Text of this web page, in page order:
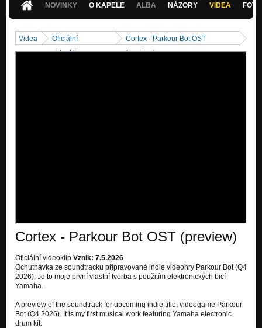
NOVINKY O KAPELE ALBA NÁZORY VIDEA
Videa
Oficiální
videoklipy
Cortex - Parkour Bot OST
(preview)
Cortex - Parkour Bot OST (preview)
Oficiální videoklip Vznik: 7.5.2026
Ochutnávka ze soundtracku připravované indie videohry Parkour Bot (Q4
2026). Je to moje první vlastní tvorba s použitím elektronických bicí
Yamaha.
A preview of the soundtrack for upcoming indie title, videogame Parkour
Bot (Q4 2026). It is my first musical work featuring Yamaha electronic
drum kit.